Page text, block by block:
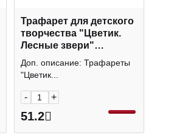
Трафарет для детского
творчества "Цветик.
Лесные звери"
15,5*20см 2091291409
Невская палитра
Доп. описание: Трафареты
"Цветик...
- +
51.2